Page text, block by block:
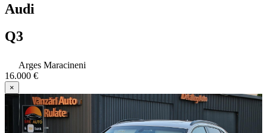
Audi
Q3
Arges Maracineni
16.000 €
×